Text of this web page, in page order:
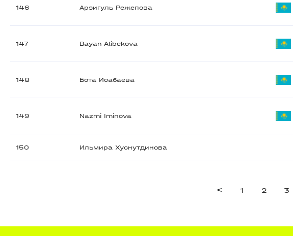
146 Арзигуль Режепова
147 Bayan Alibekova
148 Бота Исабаева
149 Nazmi Iminova
150 Ильмира Хуснутдинова
< 1 2 3